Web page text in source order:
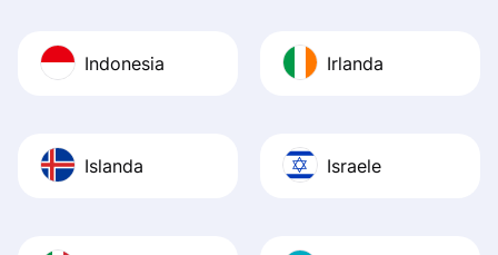
Indonesia Irlanda
Islanda Israele